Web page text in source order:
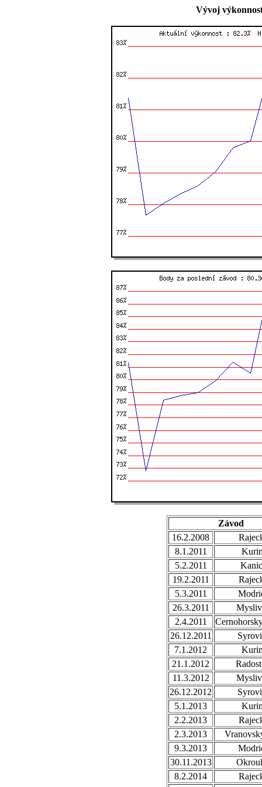
Vývoj
Závod
16.2.2008
8.1.2011
5.2.2011
19.2.2011
5.3.2011
26.3.2011
2.4.2011
26.12.2011
7.1.2012
21.1.2012
11.3.2012
26.12.2012
5.1.2013
2.2.2013
2.3.2013
9.3.2013
30.11.2013
8.2.2014